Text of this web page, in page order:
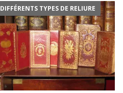
DIFFÉRENTS TYPES DE RELIURE